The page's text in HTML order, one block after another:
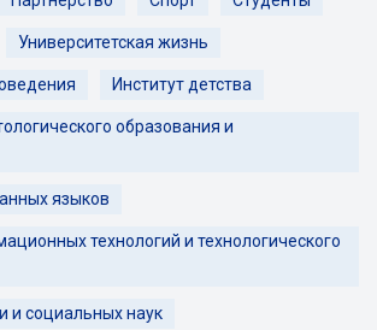
Университетская жизнь
Институт детства
образования и
языков
технологий и технологического
и социальных наук